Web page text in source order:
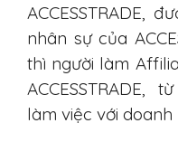
ACCESSTRADE,
nhân sự của
thì người làm
ACCESSTRADE,
làm việc với